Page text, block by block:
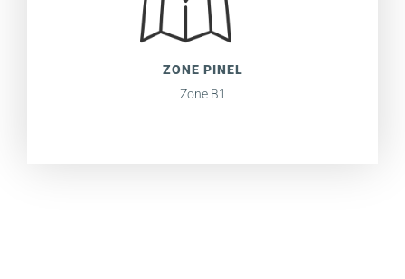
ZONE PINEL
Zone B1